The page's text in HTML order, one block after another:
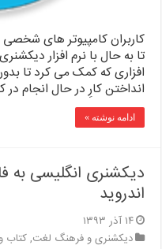
کاربران کامپیوتر های
انداختن کارِ در حال انجام
ادامه نوشته »
دیکشنری انگلیسی به
اندروید
۱۴ آذر ۱۳۹۳
دیکشنری و فرهنگ لغت,کتاب